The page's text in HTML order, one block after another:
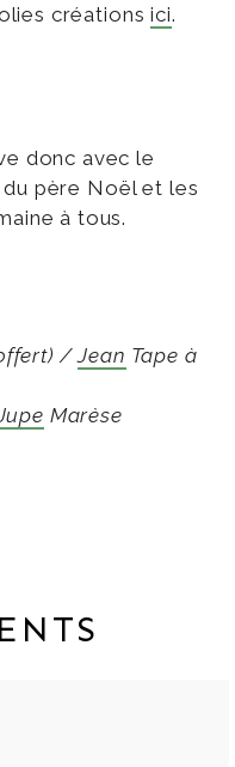
créationsici.
donc avec le
du père Noël et les
à tous.
/Jean Tape à
Marèse